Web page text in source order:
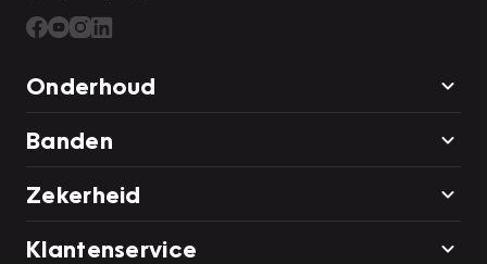
Onderhoud
Banden
Zekerheid
Klantenservice